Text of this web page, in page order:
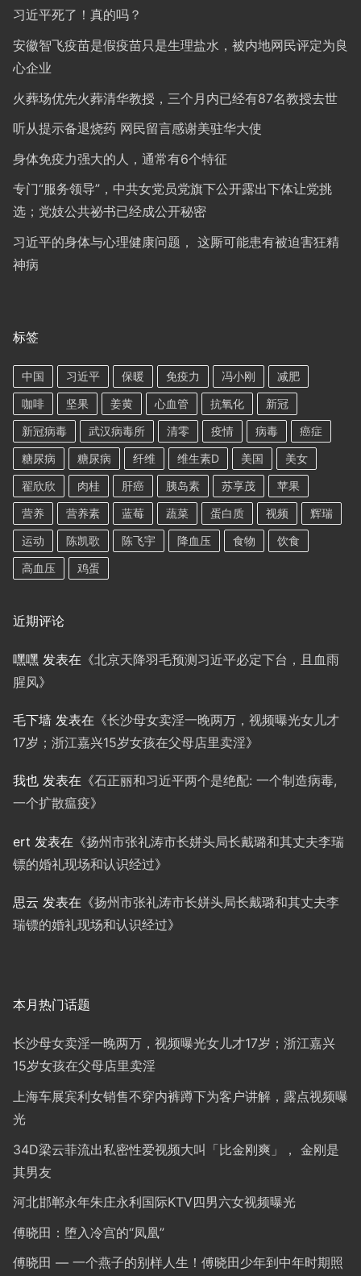
习近平死了！真的吗？
安徽智飞疫苗是假疫苗只是生理盐水，被内地网民评定为良
心企业
火葬场优先火葬清华教授，三个月内已经有87名教授去世
听从提示备退烧药 网民留言感谢美驻华大使
身体免疫力强大的人，通常有6个特征
专门“服务领导”，中共女党员党旗下公开露出下体让党挑
选；党妓公共祕书已经成公开秘密
习近平的身体与心理健康问题， 这厮可能患有被迫害狂精
神病
标签
中国 习近平 保暖 免疫力 冯小刚
减肥
咖啡
坚果 姜黄 心血管 抗氧化
新冠
新冠病毒
武汉病毒所 清零 疫情 病毒
癌症
糖尿病
糖尿病 纤维 维生素D 美国
美女
翟欣欣
肉桂 肝癌 胰岛素 苏享茂
苹果
营养
营养素 蓝莓 蔬菜 蛋白质 视频
辉瑞
运动
陈凯歌 陈飞宇 降血压 食物
饮食
高血压
鸡蛋
近期评论
嘿嘿 发表在《北京天降羽毛预测习近平必定下台，且血雨
腥风》
毛下墙 发表在《长沙母女卖淫一晚两万，视频曝光女儿才
17岁；浙江嘉兴15岁女孩在父母店里卖淫》
我也 发表在《石正丽和习近平两个是绝配: 一个制造病毒,
一个扩散瘟疫》
ert 发表在《扬州市张礼涛市长姘头局长戴璐和其丈夫李瑞
镖的婚礼现场和认识经过》
思云 发表在《扬州市张礼涛市长姘头局长戴璐和其丈夫李
瑞镖的婚礼现场和认识经过》
本月热门话题
长沙母女卖淫一晚两万，视频曝光女儿才17岁；浙江嘉兴
15岁女孩在父母店里卖淫
上海车展宾利女销售不穿内裤蹲下为客户讲解，露点视频曝
光
34D梁云菲流出私密性爱视频大叫「比金刚爽」， 金刚是
其男友
河北邯郸永年朱庄永利国际KTV四男六女视频曝光
傅晓田：堕入冷宫的“凤凰”
傅晓田 — 一个燕子的别样人生！傅晓田少年到中年时期照